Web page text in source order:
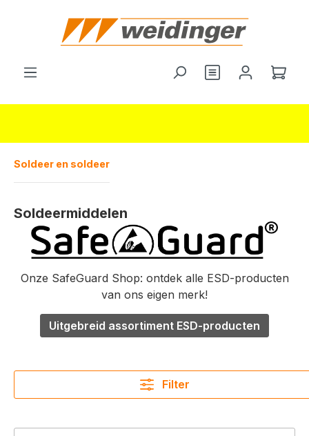
Je hebt 0 items
Soldeer en soldeer
Soldeermiddelen
Onze SafeGuard Shop: ontdek alle ESD-producten
van ons eigen merk!
Uitgebreid assortiment ESD-producten
Filter